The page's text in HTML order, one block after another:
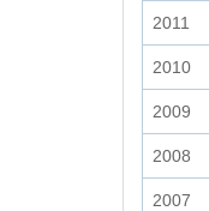
2011
2010
2009
2008
2007